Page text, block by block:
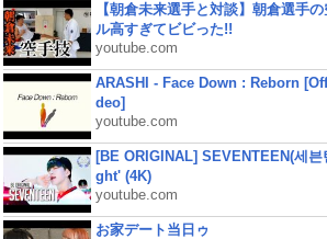
【朝倉未来選手と対談】朝倉選手
ル高すぎてビビった!!
youtube.com
ARASHI - Face Down : Reborn
deo]
youtube.com
[BE ORIGINAL] SEVENTEEN(세
ght' (4K)
youtube.com
お家デート当日ゥ